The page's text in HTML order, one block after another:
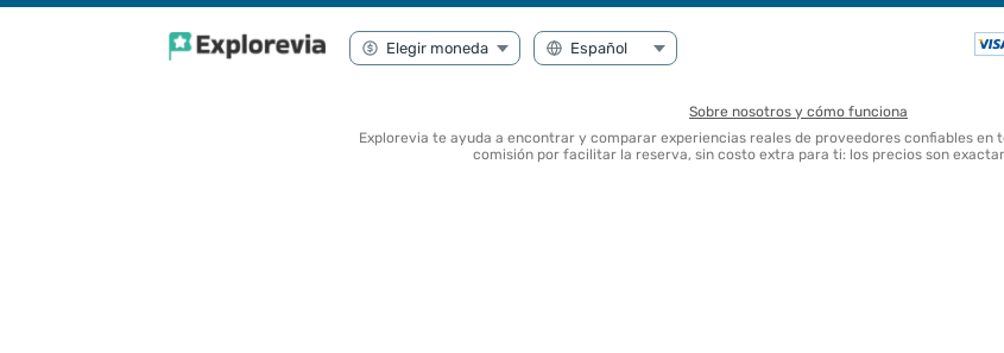
Sobre nosotros y cómo funciona
Explorevia te ayuda a encontrar y comparar experiencias reales de proveedores confiables en
comisión por facilitar la reserva, sin costo extra para ti: los precios son